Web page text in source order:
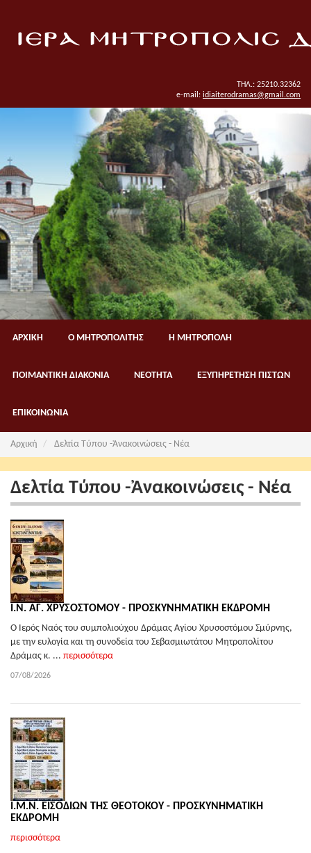
ΤΗΛ.: 25210.32362
e-mail: idiaiterodramas@gmail.com
ΑΡΧΙΚΗ Ο ΜΗΤΡΟΠΟΛΙΤΗΣ Η ΜΗΤΡΟΠΟΛΗ
ΠΟΙΜΑΝΤΙΚΗ ΔΙΑΚΟΝΙΑ ΝΕΟΤΗΤΑ ΕΞΥΠΗΡΕΤΗΣΗ ΠΙΣΤΩΝ
ΕΠΙΚΟΙΝΩΝΙΑ
Αρχική Δελτία Τύπου -Ἀνακοινώσεις - Νέα
Δελτία Τύπου -Ἀνακοινώσεις - Νέα
Ι.Ν. ΑΓ. ΧΡΥΣΟΣΤΟΜΟΥ - ΠΡΟΣΚΥΝΗΜΑΤΙΚΗ ΕΚΔΡΟΜΗ
Ο Ιερός Ναός του συμπολιούχου Δράμας Αγίου Χρυσοστόμου Σμύρνης,
με την ευλογία και τη συνοδεία του Σεβασμιωτάτου Μητροπολίτου
Δράμας κ. ... περισσότερα
07/08/2026
Ι.Μ.Ν. ΕΙΣΟΔΙΩΝ ΤΗΣ ΘΕΟΤΟΚΟΥ - ΠΡΟΣΚΥΝΗΜΑΤΙΚΗ
ΕΚΔΡΟΜΗ
περισσότερα